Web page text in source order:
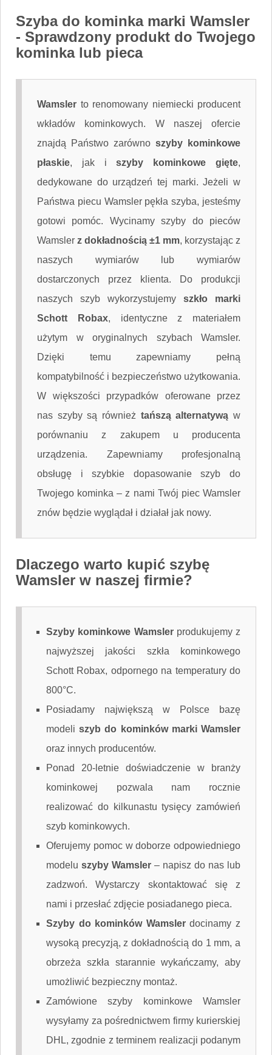
Szyba do kominka marki Wamsler
- Sprawdzony produkt do Twojego
kominka lub pieca
Wamsler to renomowany niemiecki producent
wkładów kominkowych. W naszej ofercie
znajdą Państwo zarówno szyby kominkowe
płaskie, jak iszyby kominkowe gięte,
dedykowane do urządzeń tej marki. Jeżeli w
Państwa piecu Wamsler pękła szyba, jesteśmy
gotowi pomóc. Wycinamy szyby do pieców
Wamsler z dokładnością ±1 mm, korzystając z
naszych wymiarów lub wymiarów
dostarczonych przez klienta. Do produkcji
naszych szyb wykorzystujemy szkło marki
Schott Robax, identyczne z materiałem
użytym w oryginalnych szybach Wamsler.
Dzięki temu zapewniamy pełną
kompatybilność i bezpieczeństwo użytkowania.
W większości przypadków oferowane przez
nas szyby są również tańszą alternatywą w
porównaniu z zakupem u producenta
urządzenia. Zapewniamy profesjonalną
obsługę i szybkie dopasowanie szyb do
Twojego kominka – z nami Twój piec Wamsler
znów będzie wyglądał i działał jak nowy.
Dlaczego warto kupić szybę
Wamsler w naszej firmie?
Szyby kominkowe Wamslerprodukujemy z
najwyższej jakości szkła kominkowego
Schott Robax, odpornego na temperatury do
800°C.
Posiadamy największą w Polsce bazę
modeliszyb do kominków marki Wamsler
oraz innych producentów.
Ponad 20-letnie doświadczenie w branży
kominkowej pozwala nam rocznie
realizować do kilkunastu tysięcy zamówień
szyb kominkowych.
Oferujemy pomoc w doborze odpowiedniego
modelu szyby Wamsler – napisz do nas lub
zadzwoń. Wystarczy skontaktować się z
nami i przesłać zdjęcie posiadanego pieca.
Szyby do kominków Wamslerdocinamy z
wysoką precyzją, z dokładnością do 1 mm, a
obrzeża szkła starannie wykańczamy, aby
umożliwić bezpieczny montaż.
Zamówione szyby kominkowe Wamsler
wysyłamy za pośrednictwem firmy kurierskiej
DHL, zgodnie z terminem realizacji podanym